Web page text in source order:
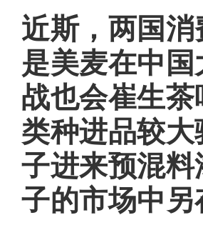
近斯，两国
是美麦在中
战也会崔生
类种进品较
子进来预混
子的市场中